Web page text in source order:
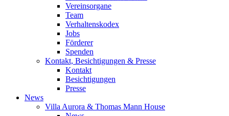
Vereinsorgane
Team
Verhaltenskodex
Jobs
Förderer
Spenden
Kontakt, Besichtigungen & Presse
Kontakt
Besichtigungen
Presse
News
Villa Aurora & Thomas Mann House